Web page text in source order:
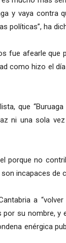
y vaya contra
políticas”, ha
fue afearle que
como hizo el
que
ni una sola
porque no
incapaces de
a
su nombre, y
enérgica